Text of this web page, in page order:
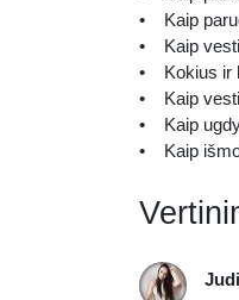
• Kaip
• Kaip
• Kokius ir
• Kaip vesti
• Kaip
• Kaip